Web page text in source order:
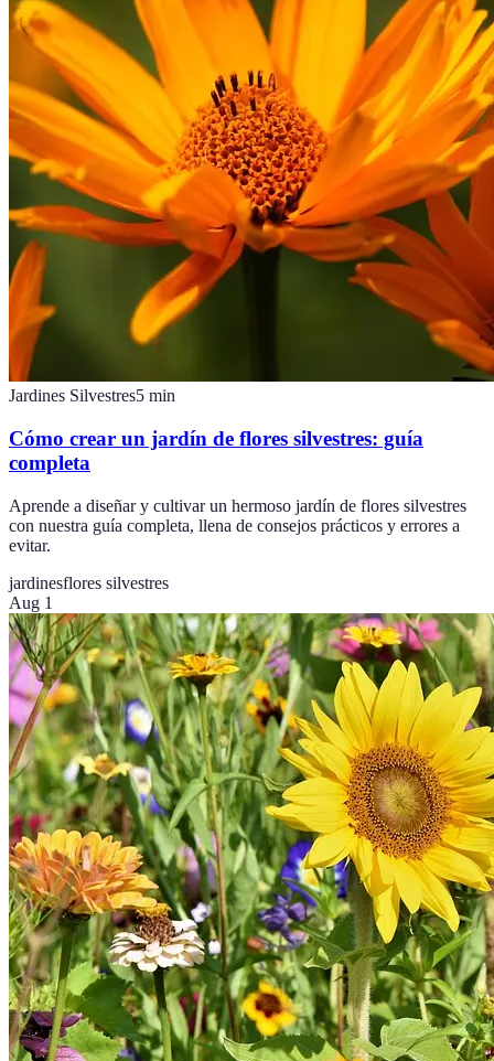
Jardines Silvestres5 min
Cómo crear un jardín de flores silvestres: guía
completa
Aprende a diseñar y cultivar un hermoso jardín de flores silvestres
con nuestra guía completa, llena de consejos prácticos y errores a
evitar.
jardinesflores silvestres
Aug 1